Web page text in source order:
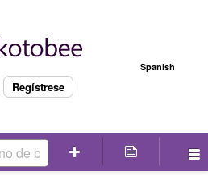
Spanish
Regístrese